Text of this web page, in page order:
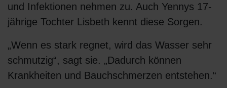
und Infektionen nehmen zu. Auch Yennys 17-
jährige Tochter Lisbeth kennt diese Sorgen.
„Wenn es stark regnet, wird das Wasser sehr
schmutzig“, sagt sie. „Dadurch können
Krankheiten und Bauchschmerzen entstehen.“